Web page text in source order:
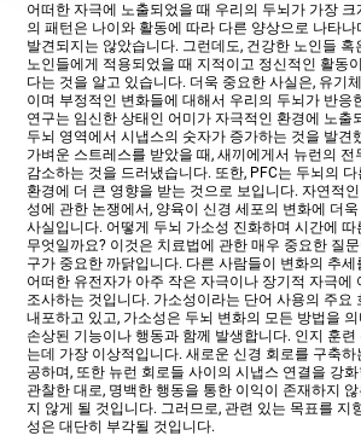
어떠한 자극에 노출되었을 때 우리의 두뇌가 가장
의 패턴은 나이와 활동에 따라 다른 양상으로 나타나
발견되지는 않았습니다. 그런데도, 건강한 노인들
노인들에게 적용되었을 때 지적이고 정신적인 활동
다는 것을 알고 있습니다. 더욱 중요한 사실은, 유기
이며 부정적인 변화들에 대해서 우리의 두뇌가 반응
연구는 임신한 상태인 어미가 자극적인 환경에 노출
두뇌 영역에서 시냅스의 숫자가 증가하는 것을 발견
가벼운 스트레스를 받았을 때, 새끼에게서 뉴런의
감소하는 것을 드러냈습니다. 또한, PFC는 두뇌의
환경에 더 큰 영향을 받는 것으로 보입니다. 자연적
성에 관한 논쟁에서, 양육이 신경 세포의 변화에 더
사실입니다. 어떻게 두뇌 가소성 진화하며 시간에
무엇일까요? 이것은 치료법에 관한 매우 중요한 질
구가 중요한 까닭입니다. 다른 사람들이 변화의 추
어떠한 유전자가 아주 작은 자극이나 장기적 자극에
조사하는 것입니다. 가소성이라는 단어 사용의 주요
내포하고 있고, 가소성은 두뇌 변화의 모든 방법을
손상된 기능이나 행동과 함께 발생합니다. 인지 훈
는데 가장 이상적입니다. 새로운 신경 회로를 구축하
공하며, 또한 뉴런 회로들 사이의 시냅스 연결을 강
관찰한 대로, 명백한 행동을 통한 이익이 존재하지
지 않게 될 것입니다. 그러므로, 관련 있는 목표를 지
성은 대단히 부각될 것입니다.